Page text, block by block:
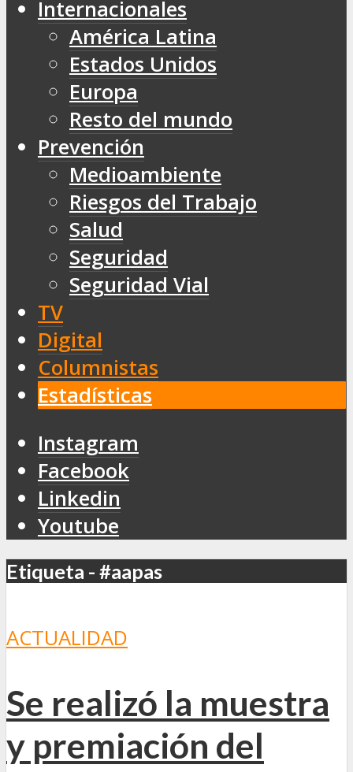
Internacionales
América Latina
Estados Unidos
Europa
Resto del mundo
Prevención
Medioambiente
Riesgos del Trabajo
Salud
Seguridad
Seguridad Vial
TV
Digital
Columnistas
Estadísticas
Instagram
Facebook
Linkedin
Youtube
Etiqueta - #aapas
ACTUALIDAD
Se realizó la muestra
y premiación del